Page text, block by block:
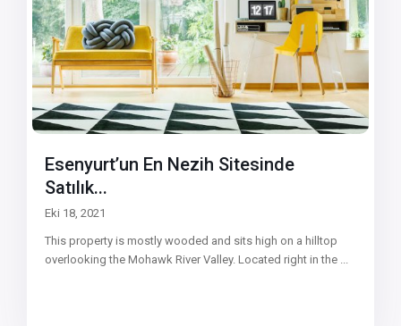
Esenyurt’un En Nezih Sitesinde
Satılık...
Eki 18, 2021
This property is mostly wooded and sits high on a hilltop
overlooking the Mohawk River Valley. Located right in the